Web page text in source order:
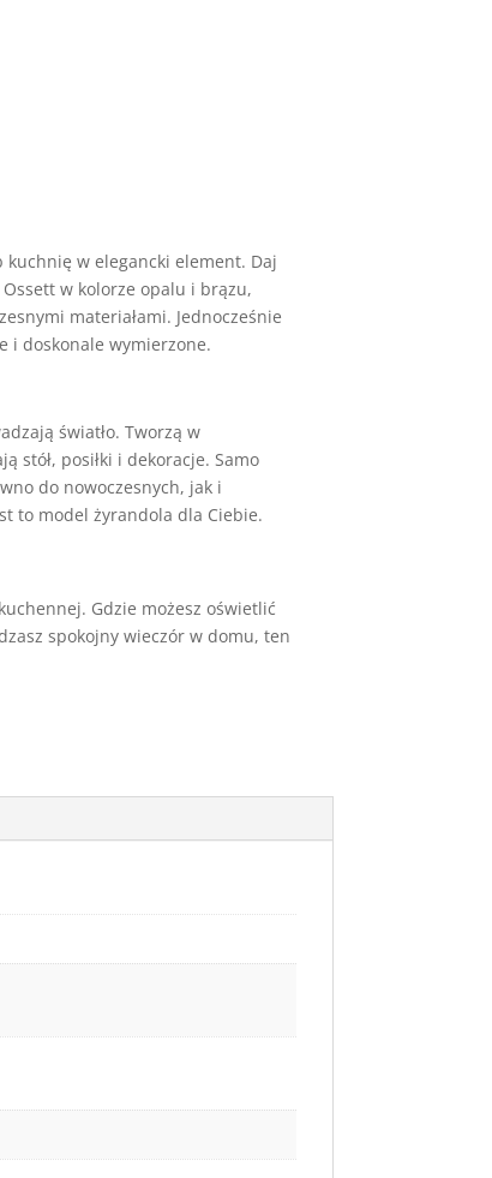
kuchnię w elegancki element. Daj
w kolorze opalu i brązu,
materiałami. Jednocześnie
i doskonale wymierzone.
światło. Tworzą w
stół, posiłki i dekoracje. Samo
do nowoczesnych, jak i
to model żyrandola dla Ciebie.
Gdzie możesz oświetlić
spokojny wieczór w domu, ten